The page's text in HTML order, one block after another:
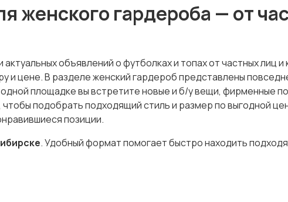
женского гардероба — от
объявлений о футболках и топах от частных лиц
и цене. В разделе женский гардероб представлены
площадке вы встретите новые и б/у вещи, фирменные
подобрать подходящий стиль и размер по выгодной
позиции.
. Удобный формат помогает быстро находить